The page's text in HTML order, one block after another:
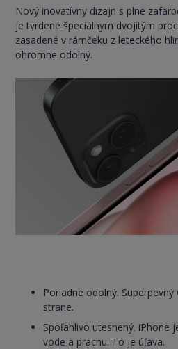
Nový inovatívny dizajn s plne
je tvrdené špeciálnym dvojitým
zasadené v rámčeku z leteckého
ohromne odolný.
Poriadne odolný.
strane.
Spoľahlivo utesnený. iPhone
vode a prachu. To je úľava.